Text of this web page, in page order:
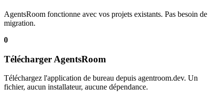
AgentsRoom fonctionne avec vos projets existants. Pas besoin de
migration.
0
Télécharger AgentsRoom
Téléchargez l'application de bureau depuis agentroom.dev. Un
fichier, aucun installateur, aucune dépendance.